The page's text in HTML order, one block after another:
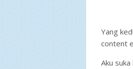
Yang
content
Aku